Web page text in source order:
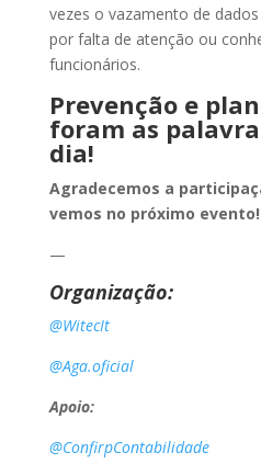
vezes o vazamento de
por falta de atenção ou
funcionários.
Prevenção e
foram as
dia!
Agradecemos a
vemos no próximo evento!
—
Organização:
@WitecIt
@Aga.oficial
Apoio:
@ConfirpContabilidade